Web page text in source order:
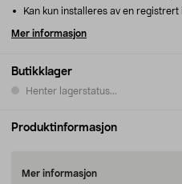
Butikklager
Henter lagerstatus...
Kan kun installeres av en
Mer informasjon
Produktinformasjon
Mer informasjon